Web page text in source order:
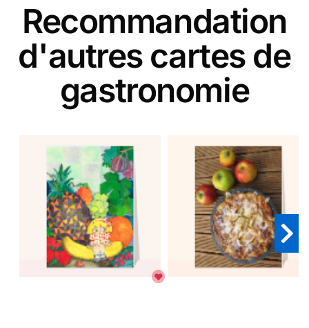
Recommandation
d'autres cartes de
gastronomie